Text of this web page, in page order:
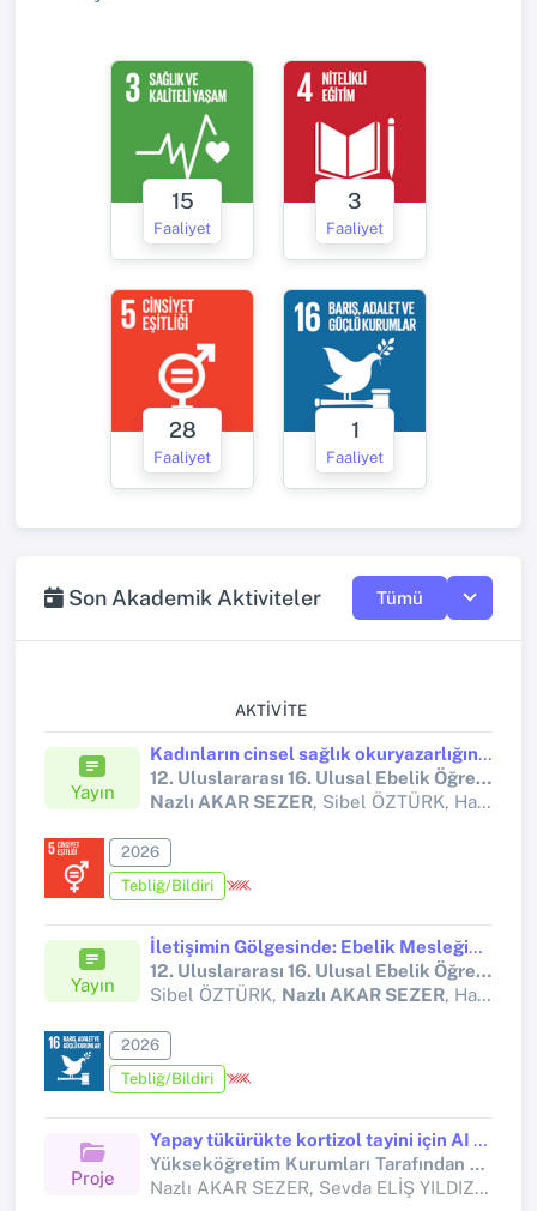
15
Faaliyet
3
Faaliyet
28
Faaliyet
1
Faaliyet
Son Akademik Aktiviteler Tümü
AKTIVITE
Yayın
Kadınların cinsel sağlık okuryazarlığının jinekolojik muayene davranışları üzerine etkisi
12. Uluslararası 16. Ulusal Ebelik Öğrencileri Kongresi
Nazlı AKAR SEZER, Sibel ÖZTÜRK, Havva KOÇAK
2026
Tebliğ/Bildiri
Yayın
İletişimin Gölgesinde: Ebelik Mesleğinde Utangaçlık Kavramı
12. Uluslararası 16. Ulusal Ebelik Öğrencileri Kongresi
Sibel ÖZTÜRK, Nazlı AKAR SEZER, Havva KOÇAK
2026
Tebliğ/Bildiri
Proje
Yapay tükürükte kortizol tayini için AI temelli kağıt sensör geliştirilmesi
Yükseköğretim Kurumları Tarafından Destekli Bilimsel Araştırma Projesi (Yükseköğretim Kurumları tarafından destekli bilimsel araştırma projesi)
Nazlı AKAR SEZER, Sevda ELİŞ YILDIZ, Zihni Onur UYGUN